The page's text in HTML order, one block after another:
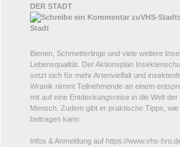
DER STADT
Bienen, Schmetterlinge und viele weitere
Lebensqualität. Der Aktionsplan
setzt sich für mehr Artenvielfalt und
Wranik nimmt Teilnehmende an einem
mit auf eine Entdeckungsreise in die Welt
Mensch. Zudem gibt er praktische Tipps,
beitragen kann.
Infos & Anmeldung auf https://www.vhs-